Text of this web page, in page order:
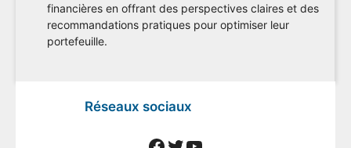
financières en offrant des perspectives claires et des
recommandations pratiques pour optimiser leur
portefeuille.
Réseaux sociaux